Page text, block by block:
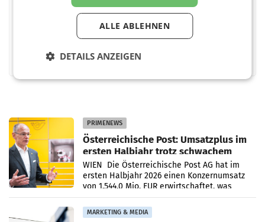
PRIMENEWS
Österreichische Post: Umsatzplus im
ersten Halbjahr trotz schwachem
Briefgeschäft
WIEN Die Österreichische Post AG hat im
ersten Halbjahr 2026 einen Konzernumsatz
von 1.544,0 Mio. EUR erwirtschaftet, was
einem Plus von 3,8 Prozent gegenüber dem
Vergleichszeitraum
MARKETING & MEDIA
ALLE ABLEHNEN
DETAILS ANZEIGEN